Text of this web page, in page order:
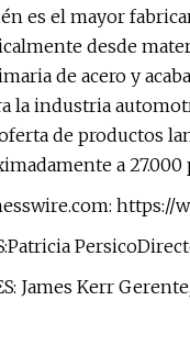
es el mayor
desde
de acero y
la industria
de productos
a
James Kerr